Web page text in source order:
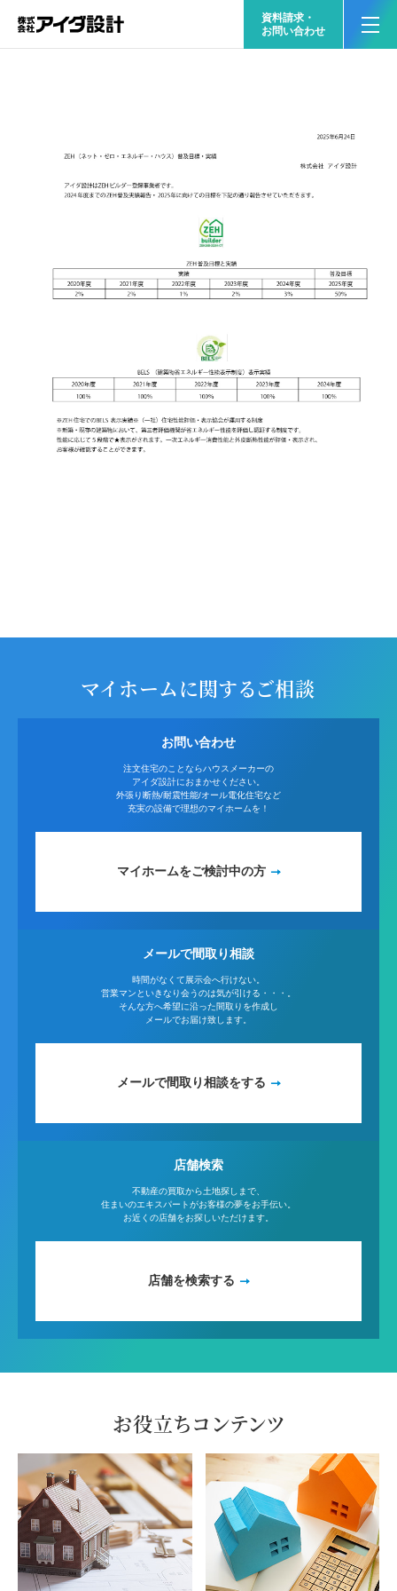
資料請求・
お問い合わせ
マイホームに関するご相談
お問い合わせ
注文住宅のことならハウスメーカーの
アイダ設計におまかせください。
外張り断熱/耐震性能/オール電化住宅など
充実の設備で理想のマイホームを！
マイホームをご検討中の方
メールで間取り相談
時間がなくて展示会へ行けない。
営業マンといきなり会うのは気が引ける・・・。
そんな方へ希望に沿った間取りを作成し
メールでお届け致します。
メールで間取り相談をする
店舗検索
不動産の買取から土地探しまで、
住まいのエキスパートがお客様の夢をお手伝い。
お近くの店舗をお探しいただけます。
店舗を検索する
お役立ちコンテンツ